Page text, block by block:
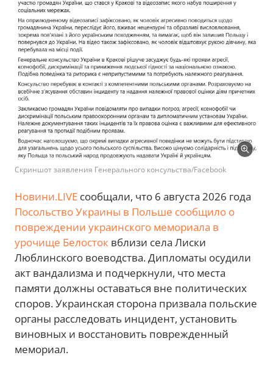
Скриншот заявления Генерального консульства/Facebook
Новини.LIVE сообщали, что 6 августа 2026 года
Посольство Украины в Польше сообщило о
повреждении украинского мемориала в
урочище Белосток вблизи села Лиски
Люблинского воеводства. Дипломаты осудили
акт вандализма и подчеркнули, что места
памяти должны оставаться вне политических
споров. Украинская сторона призвала польские
органы расследовать инцидент, установить
виновных и восстановить поврежденный
мемориал.